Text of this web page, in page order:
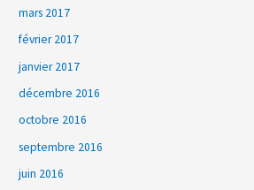
mars 2017
février 2017
janvier 2017
décembre 2016
octobre 2016
septembre 2016
juin 2016